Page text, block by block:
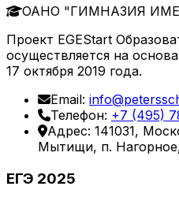
ОАНО "ГИМНАЗИЯ
Проект EGEStart
осуществляется на
17 октября 2019 года.
Email:
Телефон: +7 (495)
Адрес: 141031,
Мытищи, п.
ЕГЭ 2025